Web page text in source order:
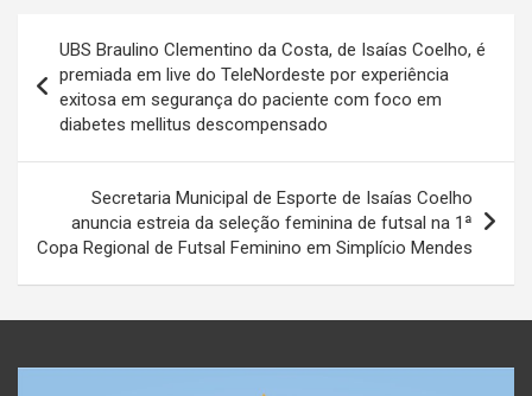
de
Post
UBS Braulino Clementino da Costa, de Isaías Coelho, é
premiada em live do TeleNordeste por experiência
exitosa em segurança do paciente com foco em
diabetes mellitus descompensado
Secretaria Municipal de Esporte de Isaías Coelho
anuncia estreia da seleção feminina de futsal na 1ª
Copa Regional de Futsal Feminino em Simplício Mendes